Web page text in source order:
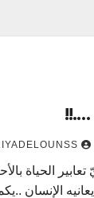
….!!
الحياة
يعانيه